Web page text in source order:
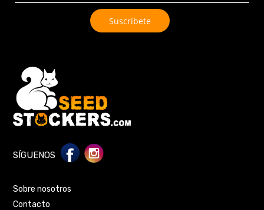
SÍGUENOS
Sobre nosotros
Contacto